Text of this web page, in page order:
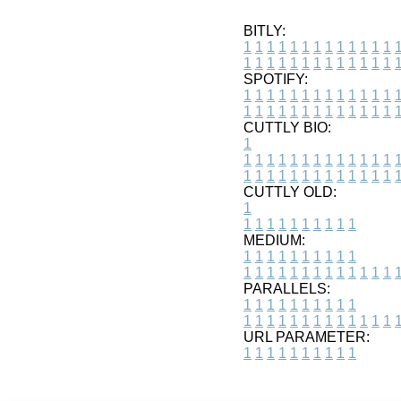
BITLY:
1 1 1 1 1 1 1 1 1 1 1 1 1 1
1 1 1 1 1 1 1 1 1 1 1 1 1 1
SPOTIFY:
1 1 1 1 1 1 1 1 1 1 1 1 1 1
1 1 1 1 1 1 1 1 1 1 1 1 1 1
CUTTLY BIO:
1
1 1 1 1 1 1 1 1 1 1 1 1 1 1
1 1 1 1 1 1 1 1 1 1 1 1 1 1
CUTTLY OLD:
1
1 1 1 1 1 1 1 1 1 1
MEDIUM:
1 1 1 1 1 1 1 1 1 1
1 1 1 1 1 1 1 1 1 1 1 1 1 1
PARALLELS:
1 1 1 1 1 1 1 1 1 1
1 1 1 1 1 1 1 1 1 1 1 1 1 1
URL PARAMETER:
1 1 1 1 1 1 1 1 1 1